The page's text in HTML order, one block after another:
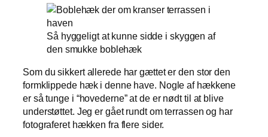
Så hyggeligt at kunne sidde i skyggen af
den smukke boblehæk
Som du sikkert allerede har gættet er den stor den
formklippede hæk i denne have. Nogle af hækkene
er så tunge i “hovederne” at de er nødt til at blive
understøttet. Jeg er gået rundt om terrassen og har
fotograferet hækken fra flere sider.